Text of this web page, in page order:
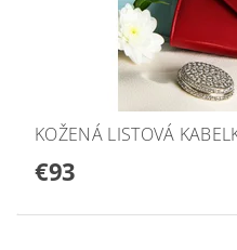
KOŽENÁ LISTOVÁ
€93